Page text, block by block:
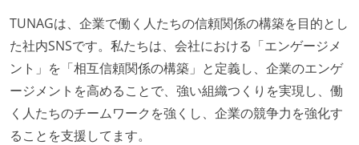
労働環境の自由度
フレックスタイム制または裁量労働制を採用している
待遇・福利厚生
イベントへの業務参加やチケット負担など、会社とし
TUNAGは、企業で働く人たちの信頼関係の構築を目的とし
た社内SNSです。私たちは、会社における「エンゲージメ
ント」を「相互信頼関係の構築」と定義し、企業のエンゲ
ージメントを高めることで、強い組織つくりを実現し、働
く人たちのチームワークを強くし、企業の競争力を強化す
ることを支援してます。